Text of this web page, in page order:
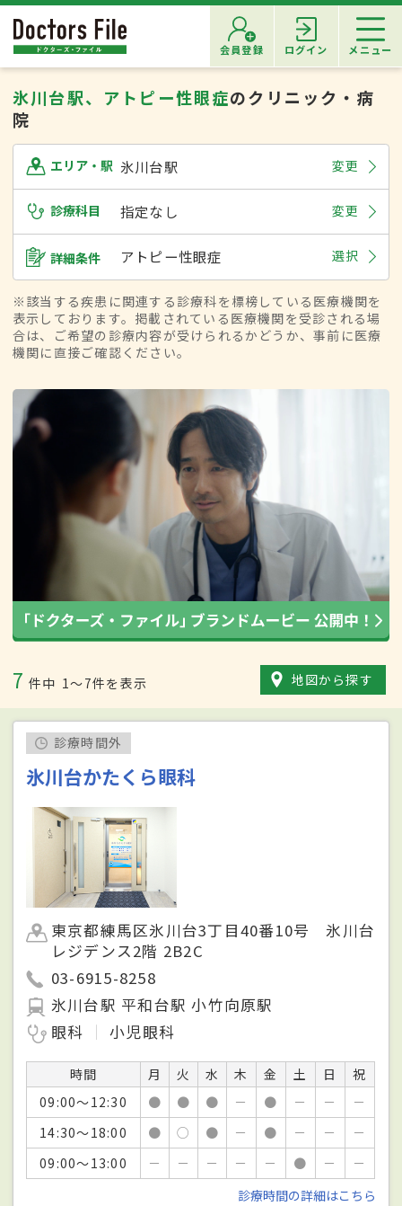
会員登録 ログイン メニュー
氷川台駅、アトピー性眼症のクリニック・病
院
エリア・駅 氷川台駅 変更
診療科目 指定なし 変更
詳細条件 アトピー性眼症 選択
※該当する疾患に関連する診療科を標榜している医療機関を
表示しております。掲載されている医療機関を受診される場
合は、ご希望の診療内容が受けられるかどうか、事前に医療
機関に直接ご確認ください。
7 件中 1〜7件を表示 地図から探す
診療時間外
氷川台かたくら眼科
東京都練馬区氷川台3丁目40番10号 氷川台
レジデンス2階 2B2C
03-6915-8258
氷川台駅 平和台駅 小竹向原駅
眼科
小児眼科
時間 月 火 水 木 金 土 日
祝
09:00～12:30
● ● ● － ● － －
－
14:30～18:00
● ○ ● － ● － －
－
09:00～13:00
－ － － － － ● －
－
診療時間の詳細はこちら